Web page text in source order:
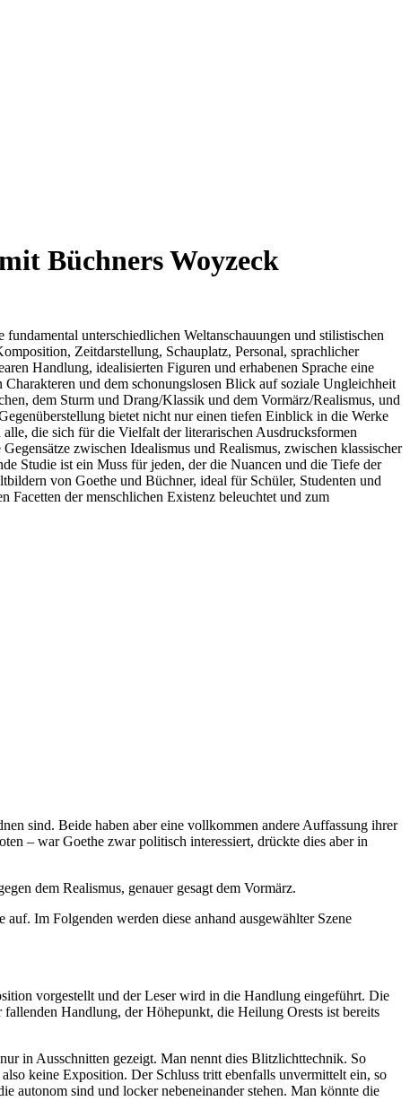
Büchners Woyzeck
unterschiedlichen Weltanschauungen und stilistischen
Zeitdarstellung, Schauplatz, Personal, sprachlicher
Handlung, idealisierten Figuren und erhabenen Sprache eine
und dem schonungslosen Blick auf soziale Ungleichheit
dem Sturm und Drang/Klassik und dem Vormärz/Realismus, und
bietet nicht nur einen tiefen Einblick in die Werke
die sich für die Vielfalt der literarischen Ausdrucksformen
zwischen Idealismus und Realismus, zwischen klassischer
Studie ist ein Muss für jeden, der die Nuancen und die Tiefe der
von Goethe und Büchner, ideal für Schüler, Studenten und
Facetten der menschlichen Existenz beleuchtet und zum
sind. Beide haben aber eine vollkommen andere Auffassung ihrer
– war Goethe zwar politisch interessiert, drückte dies aber in
dem Realismus, genauer gesagt dem Vormärz.
Im Folgenden werden diese anhand ausgewählter Szene
vorgestellt und der Leser wird in die Handlung eingeführt. Die
Handlung, der Höhepunkt, die Heilung Orests ist bereits
in Ausschnitten gezeigt. Man nennt dies Blitzlichttechnik. So
keine Exposition. Der Schluss tritt ebenfalls unvermittelt ein, so
autonom sind und locker nebeneinander stehen. Man könnte die